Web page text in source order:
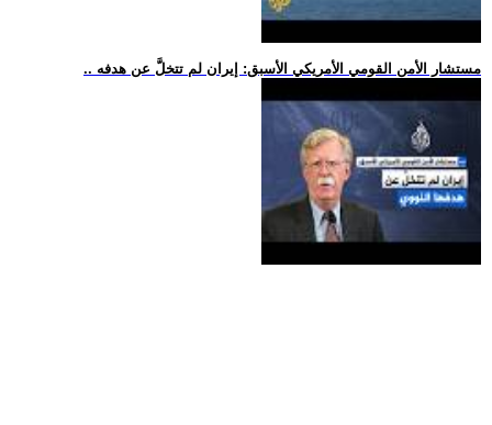
.. مستشار الأمن القومي الأمريكي الأسبق: إيران لم تتخلَّ عن هدفه